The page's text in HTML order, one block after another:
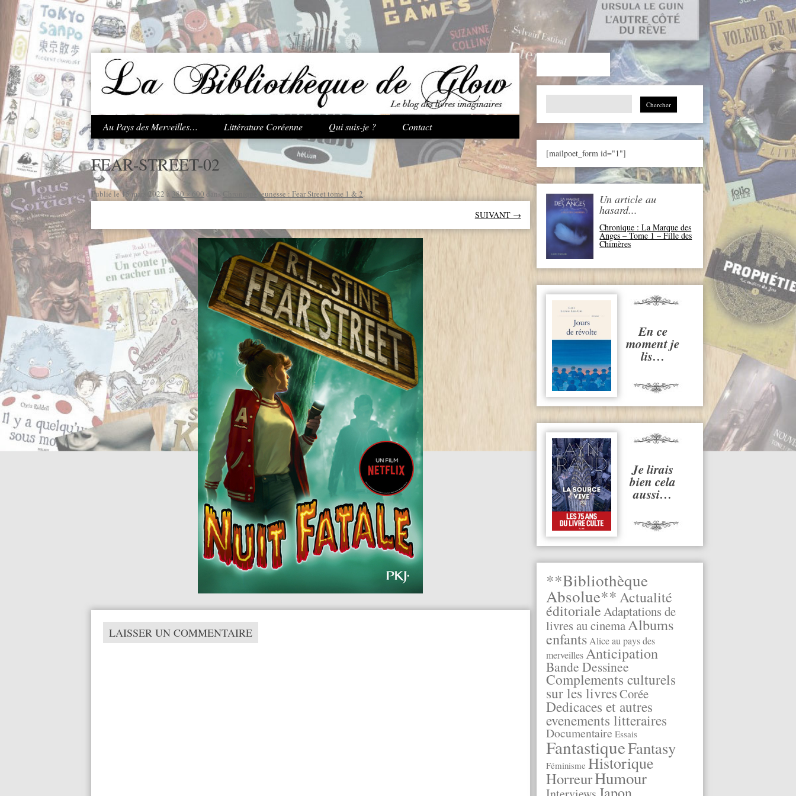
.
Aller au contenu principal
Au Pays des Merveilles… Littérature Coréenne Qui suis-je ? Contact
Search
[mailpoet_form id="1"]
Un article au
hasard...
Chronique : La Marque des
Anges – Tome 1 – Fille des
Chimères
En ce
moment je
lis…
Je lirais
bien cela
aussi…
**Bibliothèque
Absolue**Actualité
éditorialeAdaptations de
livres au cinemaAlbums
enfantsAlice au pays des
merveillesAnticipation
Bande Dessinee
Complements culturels
sur les livresCorée
Dedicaces et autres
evenements litteraires
Documentaire Essais
FantastiqueFantasy
Féminisme Historique
HorreurHumour
FEAR-STREET-02
Publié le15 mars 2022 à 380 × 600 dans Chronique jeunesse : Fear Street tome 1 & 2.
SUIVANT →
LAISSER UN COMMENTAIRE